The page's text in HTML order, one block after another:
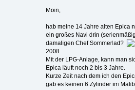
Moin,
hab meine 14 Jahre alten Epica
ein großes Navi drin
damaligen Chef Sommerlad?
2008.
Mit der LPG-Anlage, kann man
Epica läuft noch 2 bis 3 Jahre.
Kurze Zeit nach dem ich den
gab es keinen 6 Zylinder im